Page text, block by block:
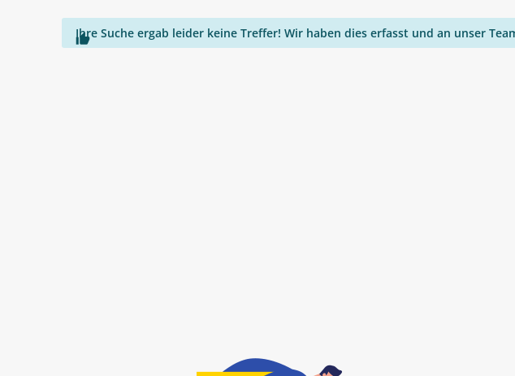

Ihre Suche ergab leider keine Treffer! Wir haben dies erfasst und an unser